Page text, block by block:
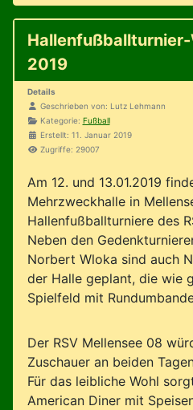
2019
Details
Geschrieben von: Lutz Lehmann
Kategorie: Fußball
Erstellt: 11. Januar 2019
Zugriffe: 29007
Am 12. und 13.01.2019
Mehrzweckhalle in
Hallenfußballturniere des
Neben den
Norbert Wloka sind auch
der Halle geplant, die wie
Spielfeld mit
Der RSV Mellensee 08
Zuschauer an beiden
Für das leibliche Wohl
American Diner mit